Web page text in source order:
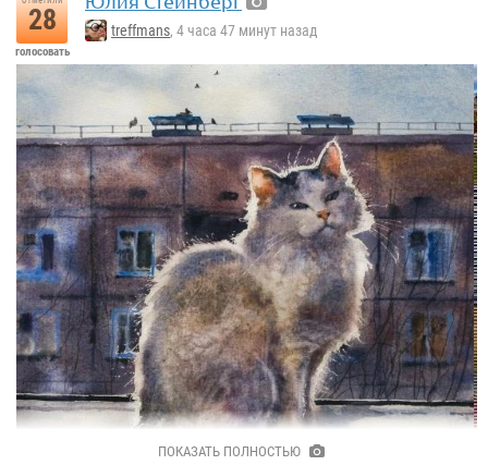
Виктор Жельбер.
Продавщица молока зимой
28
голосовать
treffmans, 4 часа 47 минут назад
ПОКАЗАТЬ ПОЛНОСТЬЮ